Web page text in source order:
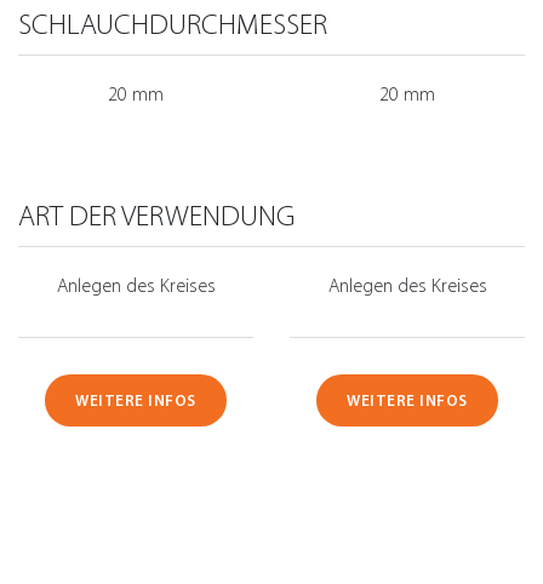
SCHLAUCHDURCHMESSER
20 mm 20 mm
ART DER VERWENDUNG
Anlegen des Kreises Anlegen des Kreises
WEITERE INFOS WEITERE INFOS